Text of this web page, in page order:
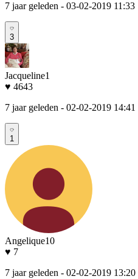
7 jaar geleden - 03-02-2019 11:33
3
Jacqueline1
♥ 4643
7 jaar geleden - 02-02-2019 14:41
1
Angelique10
♥ 7
7 jaar geleden - 02-02-2019 13:20